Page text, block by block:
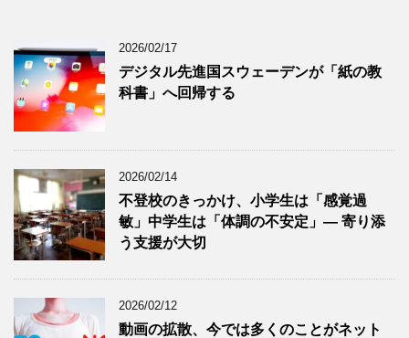
2026/02/17
デジタル先進国スウェーデンが「紙の教
科書」へ回帰する
2026/02/14
不登校のきっかけ、小学生は「感覚過
敏」中学生は「体調の不安定」― 寄り添
う支援が大切
2026/02/12
動画の拡散、今では多くのことがネット